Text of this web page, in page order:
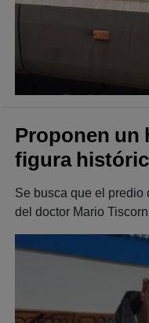
Proponen un
figura
Se busca que el predio
del doctor Mario